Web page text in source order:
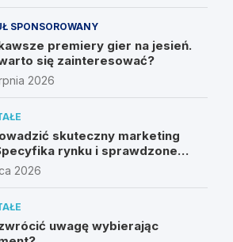
SPONSOROWANY
premiery gier na jesień.
się zainteresować?
2026
skuteczny marketing
rynku i sprawdzone
2026
uwagę wybierając